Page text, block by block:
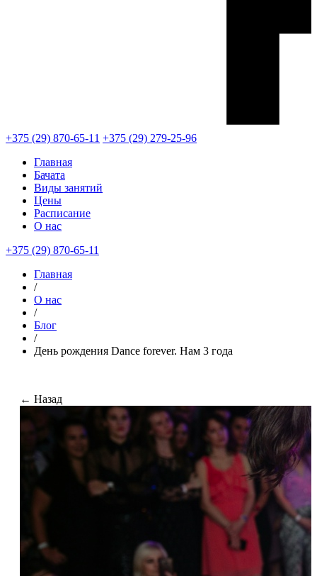
+375 (29) 870-65-11 +375 (29) 279-25-96
Главная
Бачата
Виды занятий
Цены
Расписание
О нас
+375 (29) 870-65-11
Главная
/
О нас
/
Блог
/
День рождения Dance forever. Нам 3 года
← Назад